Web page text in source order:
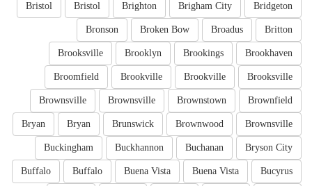
Bridgeton
Brigham City
Brighton
Bristol
Bristol
Britton
Broadus
Broken Bow
Bronson
Brookhaven
Brookings
Brooklyn
Brooksville
Brooksville
Brookville
Brookville
Broomfield
Brownfield
Brownstown
Brownsville
Brownsville
Brownsville
Brownwood
Brunswick
Bryan
Bryan
Bryson City
Buchanan
Buckhannon
Buckingham
Bucyrus
Buena Vista
Buena Vista
Buffalo
Buffalo